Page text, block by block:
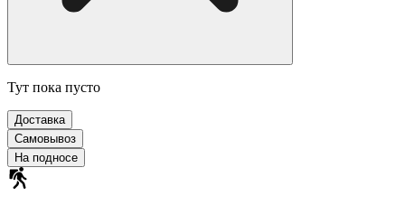
Тут пока пусто
Доставка
Самовывоз
На подносе